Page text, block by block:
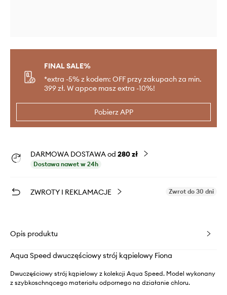
FINAL SALE%
*extra -5% z kodem: OFF przy zakupach za min.
399 zł. W appce masz extra -10%!
Pobierz APP
DARMOWA DOSTAWA od 280 zł
Dostawa nawet w 24h
ZWROTY I REKLAMACJE Zwrot do 30 dni
Opis produktu
Aqua Speed dwuczęściowy strój kąpielowy Fiona
Dwuczęściowy strój kąpielowy z kolekcji Aqua Speed. Model wykonany
z szybkoschnącego materiału odpornego na działanie chloru.